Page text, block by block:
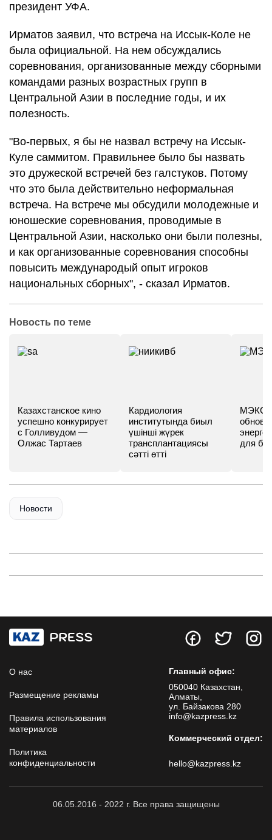
президент УФА.
Ирматов заявил, что встреча на Иссык-Коле не
была официальной. На нем обсуждались
соревнования, организованные между сборными
командами разных возрастных групп в
Центральной Азии в последние годы, и их
полезность.
"Во-первых, я бы не назвал встречу на Иссык-
Куле саммитом. Правильнее было бы назвать
это дружеской встречей без галстуков. Потому
что это была действительно неформальная
встреча. На встрече мы обсудили молодежные и
юношеские соревнования, проводимые в
Центральной Азии, насколько они были полезны,
и как организованные соревнования способны
повысить международый опыт игроков
национальных сборных", - сказал Ирматов.
Новость по теме
Казахстанское кино
успешно конкурирует
с Голливудом —
Олжас Тартаев
Кардиология
институтында биыл
үшінші жүрек
трансплантациясы
сәтті өтті
МЭКС -
для
Новости
О нас
Размещение рекламы
Правила использования
материалов
Политика
конфиденциальности
Главный офис:
050040 Казахстан,
Алматы,
ул. Байзакова 280
info@kazpress.kz
Коммерческий отдел:
hello@kazpress.kz
06.05.2016 - 2022 г. Все права защищены